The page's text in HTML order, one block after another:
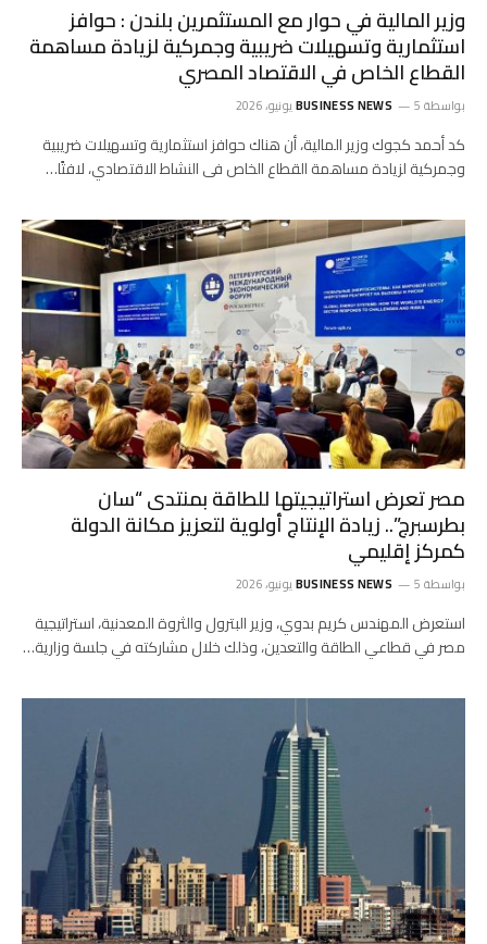
وزير المالية في حوار مع المستثمرين بلندن : حوافز
استثمارية وتسهيلات ضريبية وجمركية لزيادة مساهمة
القطاع الخاص في الاقتصاد المصري
بواسطة BUSINESS NEWS 5 يونيو، 2026
كد أحمد كجوك وزير المالية، أن هناك حوافز استثمارية وتسهيلات ضريبية
وجمركية لزيادة مساهمة القطاع الخاص فى النشاط الاقتصادي، لافتًا…
مصر تعرض استراتيجيتها للطاقة بمنتدى “سان
بطرسبرج”.. زيادة الإنتاج أولوية لتعزيز مكانة الدولة
كمركز إقليمي
بواسطة BUSINESS NEWS 5 يونيو، 2026
استعرض المهندس كريم بدوي، وزير البترول والثروة المعدنية، استراتيجية
مصر في قطاعي الطاقة والتعدين، وذلك خلال مشاركته في جلسة وزارية…